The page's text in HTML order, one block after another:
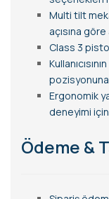
Multi tilt
açısına
Class 3
Ergonomik
deneyimi
Ödeme &